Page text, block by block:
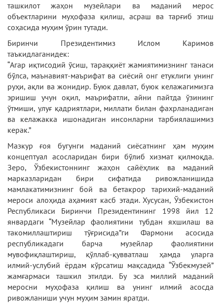
ташкилот жаҳон музейлари ва маданий мерос
объектларини муҳофаза қилиш, асраш ва тарғиб этиш
соҳасида муҳим ўрин тутади.
Биринчи Президентимиз Ислом Каримов
таъкидлаганидек:
“Агар иқтисодий ўсиш, тараққиёт жамиятимизнинг танаси
бўлса, маънавият-маърифат ва сиёсий онг етуклиги унинг
руҳи, ақли ва жонидир. Буюк давлат, буюк келажагимизга
эришиш учун оқил, маърифатли, айни пайтда ўзининг
ўтмиши, улуғ қадриятлари, миллати билан фахрланадиган
ва келажакка ишонадиган инсонларни тарбиялашимиз
керак.”
Мазкур ғоя бугунги маданий сиёсатнинг ҳам муҳим
концептуал асосларидан бири бўлиб хизмат қилмоқда.
Зеро, Ўзбекистоннинг жаҳон сайёҳлик ва маданий
марказларидан бири сифатида ривожланишида
мамлакатимизнинг бой ва бетакрор тарихий-маданий
мероси алоҳида аҳамият касб этади. Хусусан, Ўзбекистон
Республикаси Биринчи Президентининг 1998 йил 12
январдаги “Музейлар фаолиятини тубдан яхшилаш ва
такомиллаштириш тўғрисида”ги Фармони асосида
республикадаги барча музейлар фаолиятини
мувофиқлаштириш, қўллаб-қувватлаш ҳамда уларга
илмий-услубий ёрдам кўрсатиш мақсадида “Ўзбекмузей”
жамғармаси ташкил этилди. Бу эса миллий маданий
меросни муҳофаза қилиш ва унинг илмий асосда
ривожланиши учун муҳим замин яратди.